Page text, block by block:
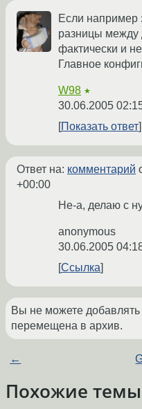
Если например
разницы между
фактически и
Главное
W98 ★
30.06.2005
Показать ответ
Ответ на: комментарий
+00:00
Не-а, делаю с
anonymous
30.06.2005
Ссылка
Вы не можете
перемещена в архив.
←
Похожие темы